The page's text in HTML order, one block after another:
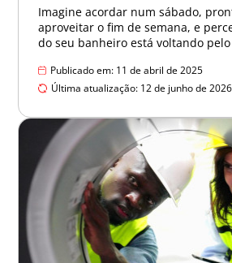
Imagine acordar num sábado,
aproveitar o fim de semana, e
do seu banheiro está voltando pelo
Publicado em: 11 de abril de 2025
Última atualização: 12 de junho de 2026